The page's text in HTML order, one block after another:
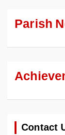
Parish
Contact